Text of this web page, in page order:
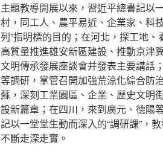
主題教導開展以來，習近平總書記以
村，同工人、農平易近、企業家、科
列”指明標的目的；在河北，探工地
高質量推進雄安新區建設、推動京津
文明傳承發展座談會并發表主要講話
等調研，掌管召開加強荒涼化綜合防
蘇，深刻工業園區、企業、歷史文明
設新篇章；在四川，來到廣元、德
記以一堂堂生動而深入的“調研課”，
不斷走深走實。